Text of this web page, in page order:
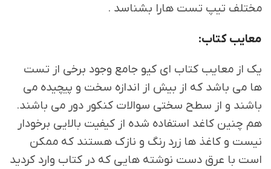
مختلف تیپ تست هارا بشناسد .
معایب کتاب:
یک از معایب کتاب ای کیو جامع وجود برخی از تست
ها می باشد که از بیش از اندازه سخت و پیچیده می
باشند و از سطح سختی سوالات کنکور دور می باشند.
هم چنین کاغد استفاده شده از کیفیت بالایی برخودار
نیست و کاغذ ها زرد رنگ و نازک هستند که ممکن
است با عرق دست نوشته هایی که در کتاب وارد کردید